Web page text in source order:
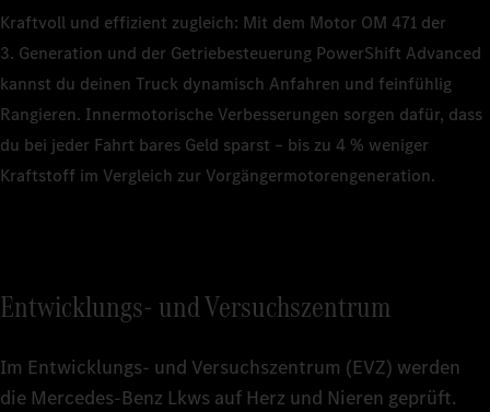
Kraftvoll und effizient zugleich: Mit dem Motor OM 471 der
3. Generation und der Getriebesteuerung PowerShift Advanced
kannst du deinen Truck dynamisch Anfahren und feinfühlig
Rangieren. Innermotorische Verbesserungen sorgen dafür, dass
du bei jeder Fahrt bares Geld sparst – bis zu 4 % weniger
Kraftstoff im Vergleich zur Vorgängermotorengeneration.
Entwicklungs- und Versuchszentrum
Im Entwicklungs- und Versuchszentrum (EVZ) werden
die Mercedes‑Benz Lkws auf Herz und Nieren geprüft.